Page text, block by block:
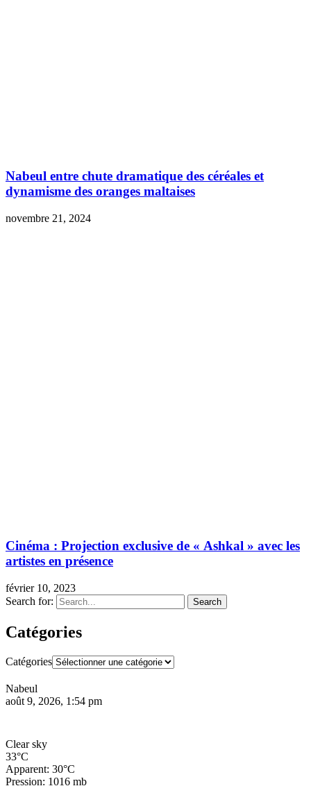
Nabeul entre chute dramatique des céréales et
dynamisme des oranges maltaises
novembre 21, 2024
Cinéma : Projection exclusive de « Ashkal » avec les
artistes en présence
février 10, 2023
Search for:
Search
Catégories
Catégories
Nabeul
août 9, 2026, 1:54 pm
Clear sky
33°C
Apparent: 30°C
Pression: 1016 mb